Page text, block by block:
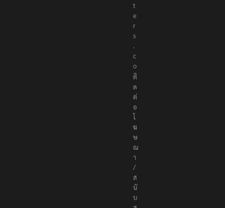
r
t
e
r
s
.
c
o
ติ
ด
ต่
อ
โ
ฆ
ษ
ณ
า
/
ส
นั